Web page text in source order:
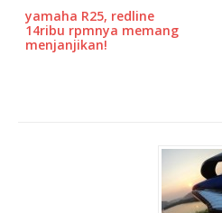
yamaha R25, redline
14ribu rpmnya memang
menjanjikan!